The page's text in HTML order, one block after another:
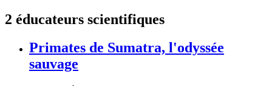
2 éducateurs scientifiques
Primates de Sumatra, l'odyssée
sauvage